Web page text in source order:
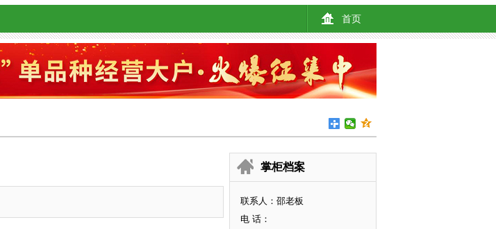
首页
掌柜档案
联系人：邵老板
电 话：